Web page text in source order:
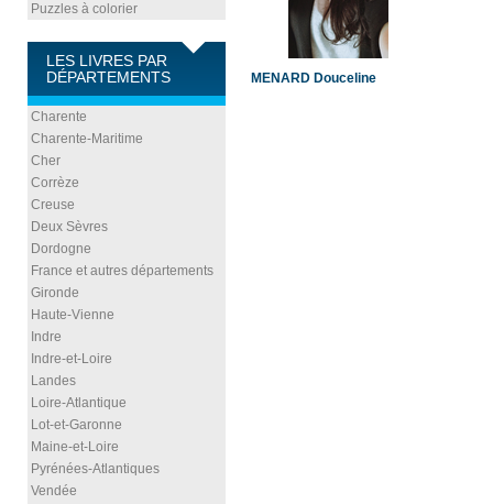
Puzzles à colorier
LES LIVRES PAR
DÉPARTEMENTS
Charente
Charente-Maritime
Cher
Corrèze
Creuse
Deux Sèvres
Dordogne
France et autres départements
Gironde
Haute-Vienne
Indre
Indre-et-Loire
Landes
Loire-Atlantique
Lot-et-Garonne
Maine-et-Loire
Pyrénées-Atlantiques
Vendée
MENARD Douceline